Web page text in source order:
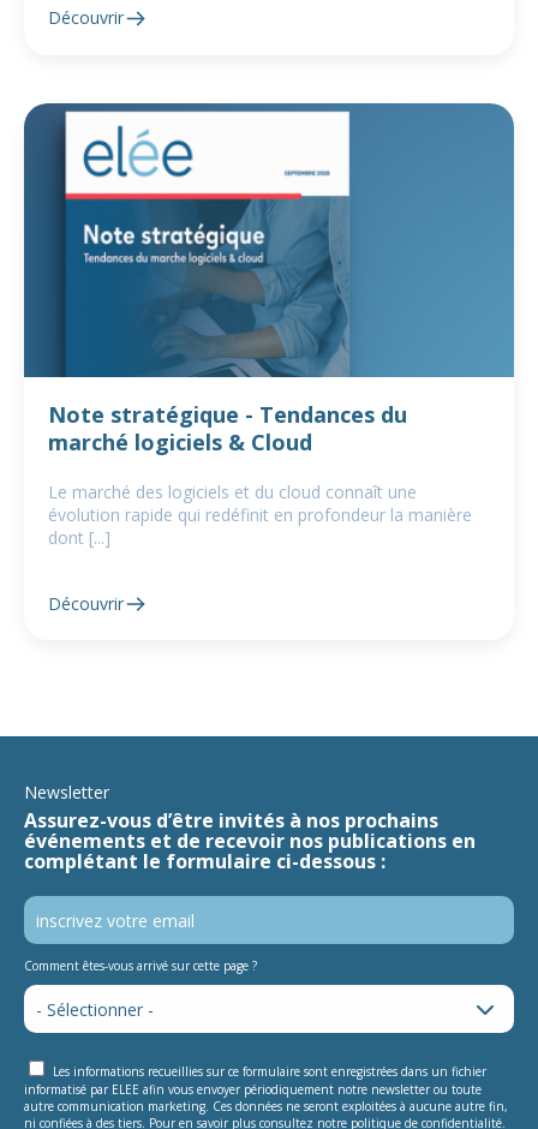
Découvrir
Note stratégique - Tendances du
marché logiciels & Cloud
Le marché des logiciels et du cloud connaît une
évolution rapide qui redéfinit en profondeur la manière
dont [...]
Découvrir
Newsletter
Assurez-vous d’être invités à nos prochains
événements et de recevoir nos publications en
complétant le formulaire ci-dessous :
Comment êtes-vous arrivé sur cette page ?
Les informations recueillies sur ce formulaire sont enregistrées dans un fichier
informatisé par ELEE afin vous envoyer périodiquement notre newsletter ou toute
autre communication marketing. Ces données ne seront exploitées à aucune autre fin,
ni confiées à des tiers. Pour en savoir plus consultez notre politique de confidentialité.